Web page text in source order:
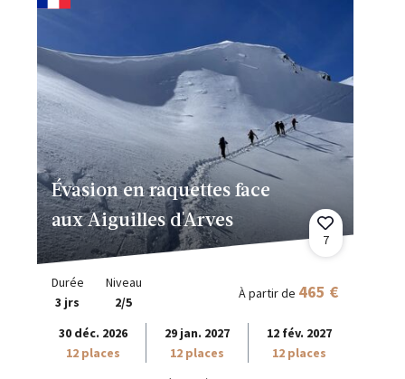
Évasion en raquettes face
aux Aiguilles d'Arves
7
Durée
3 jrs
Niveau
2/5
À partir de 465 €
30 déc. 2026
12 places
29 jan. 2027
12 places
12 fév. 2027
12 places